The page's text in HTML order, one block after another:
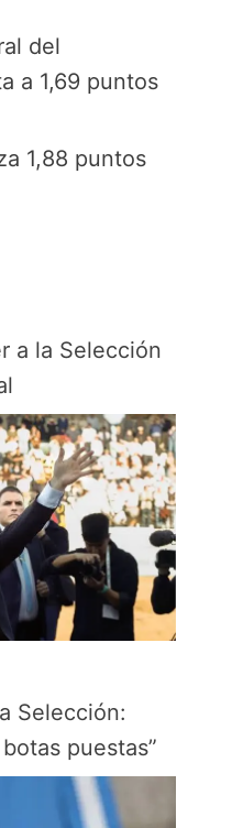
del
a 1,69 puntos
1,88 puntos
a la Selección
Selección:
puestas”